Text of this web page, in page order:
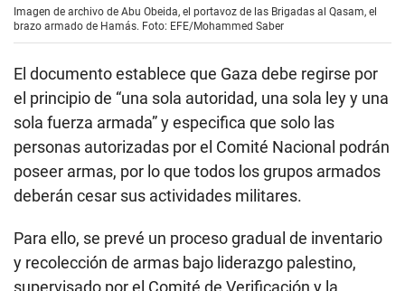
Imagen de archivo de Abu Obeida, el portavoz de las Brigadas al Qasam, el
brazo armado de Hamás. Foto: EFE/Mohammed Saber
El documento establece que Gaza debe regirse por
el principio de “una sola autoridad, una sola ley y una
sola fuerza armada” y especifica que solo las
personas autorizadas por el Comité Nacional podrán
poseer armas, por lo que todos los grupos armados
deberán cesar sus actividades militares.
Para ello, se prevé un proceso gradual de inventario
y recolección de armas bajo liderazgo palestino,
supervisado por el Comité de Verificación y la